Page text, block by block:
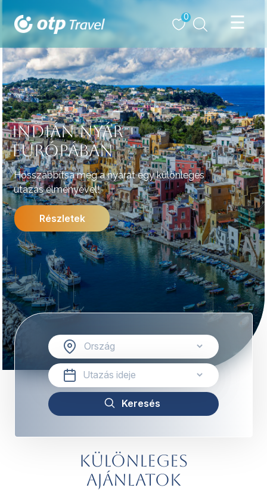
0
INDIÁN NYÁR
EURÓPÁBAN
Hosszabbítsa meg a nyarat egy különleges
utazás élményével!
Részletek
Különleges
ajánlatok